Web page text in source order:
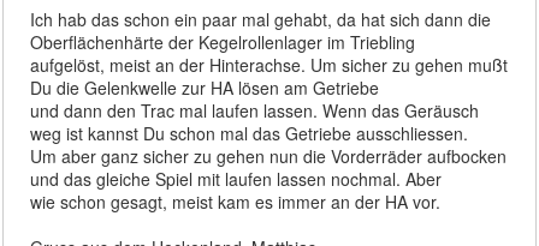
Ich hab das schon ein paar mal gehabt, da hat sich dann die
Oberflächenhärte der Kegelrollenlager im Triebling
aufgelöst, meist an der Hinterachse. Um sicher zu gehen mußt
Du die Gelenkwelle zur HA lösen am Getriebe
und dann den Trac mal laufen lassen. Wenn das Geräusch
weg ist kannst Du schon mal das Getriebe ausschliessen.
Um aber ganz sicher zu gehen nun die Vorderräder aufbocken
und das gleiche Spiel mit laufen lassen nochmal. Aber
wie schon gesagt, meist kam es immer an der HA vor.